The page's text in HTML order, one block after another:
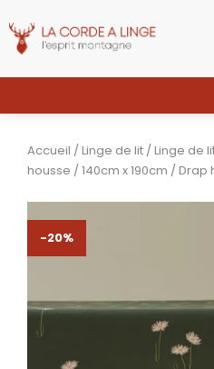
Accueil / Linge de lit / Linge de
housse /140cm x 190cm / Drap
-20%